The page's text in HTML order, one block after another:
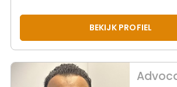
BEKIJK PROFIEL